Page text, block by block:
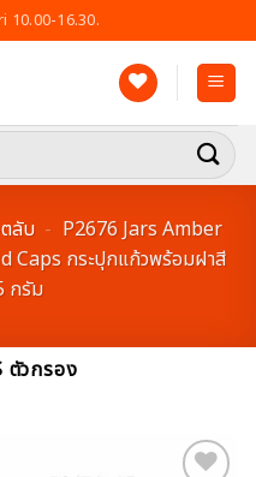
10.00-16.30.
ลับ - P2676 Jars Amber
Caps กระปุกแก้วพร้อมฝาสี
กรัม
ตัวกรอง